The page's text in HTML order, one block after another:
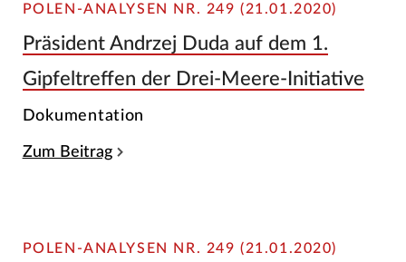
POLEN-ANALYSEN NR. 249 (21.01.2020)
Präsident Andrzej Duda auf dem 1.
Gipfeltreffen der Drei-Meere-Initiative
Dokumentation
Zum Beitrag
POLEN-ANALYSEN NR. 249 (21.01.2020)